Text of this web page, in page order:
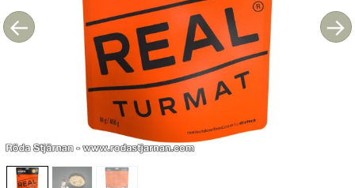
← →